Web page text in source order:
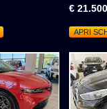
€
APRI